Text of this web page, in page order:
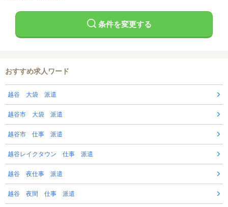
条件を変更する
おすすめ求人ワード
越谷 大袋 派遣
越谷市 大袋 派遣
越谷市 仕事 派遣
越谷レイクタウン 仕事 派遣
越谷 夜仕事 派遣
越谷 夜間 仕事 派遣